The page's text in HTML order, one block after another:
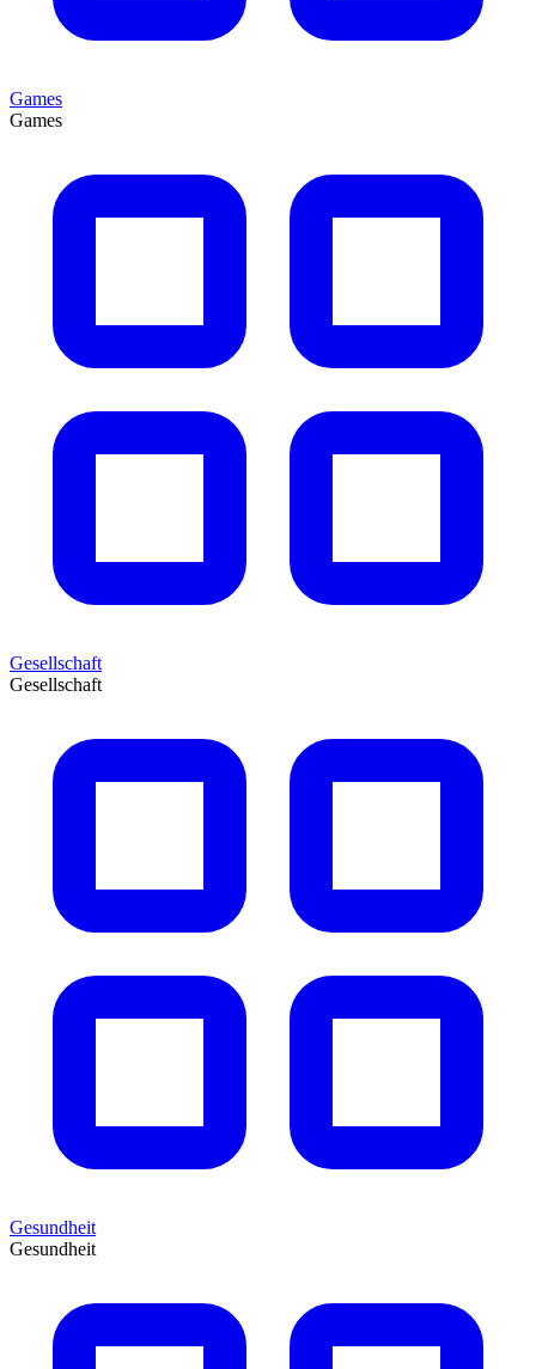
Games
Games
Gesellschaft
Gesellschaft
Gesundheit
Gesundheit